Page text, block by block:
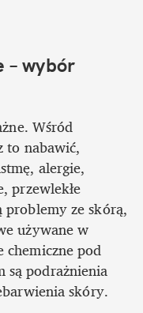
– wybór
Wśród
to nabawić,
alergie,
przewlekłe
problemy ze skórą,
używane w
chemiczne pod
są podrażnienia
skóry.